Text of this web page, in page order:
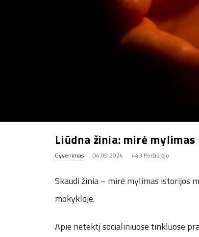
Liūdna žinia: mirė
Gyvenimas 04.09.2024 443 Peržiūrėjo
Skaudi žinia – mirė mylimas istorijos
mokykloje.
Apie netektį socialiniuose tinkluose